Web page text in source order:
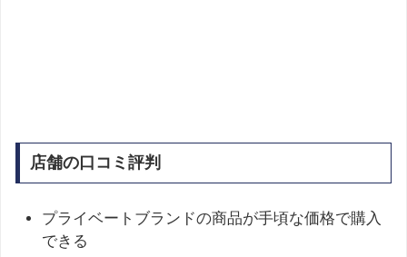
店舗の口コミ評判
プライベートブランドの商品が手頃な価格で購入
できる​